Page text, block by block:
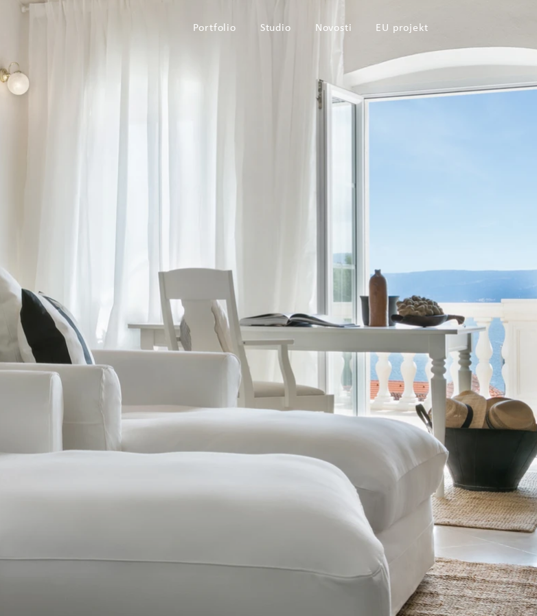
Portfolio Studio Novosti EU projekt